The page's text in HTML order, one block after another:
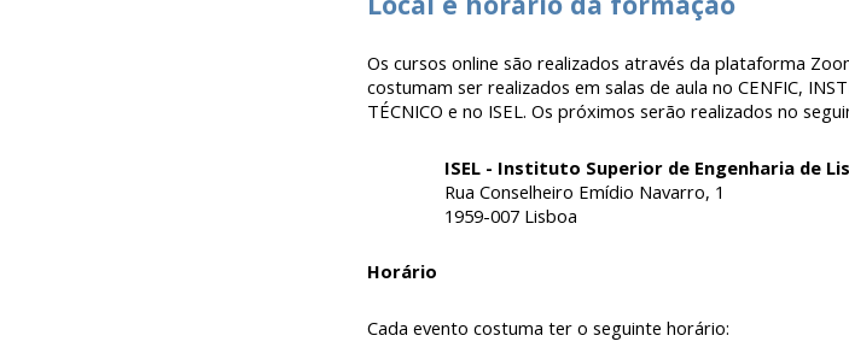
Os cursos online são realizados através da plataforma
costumam ser realizados em salas de aula no CENFIC,
TÉCNICO e no ISEL. Os próximos serão realizados no
ISEL - Instituto Superior de Engenharia de
Rua Conselheiro Emídio Navarro, 1
1959-007 Lisboa
Horário
Cada evento costuma ter o seguinte horário: